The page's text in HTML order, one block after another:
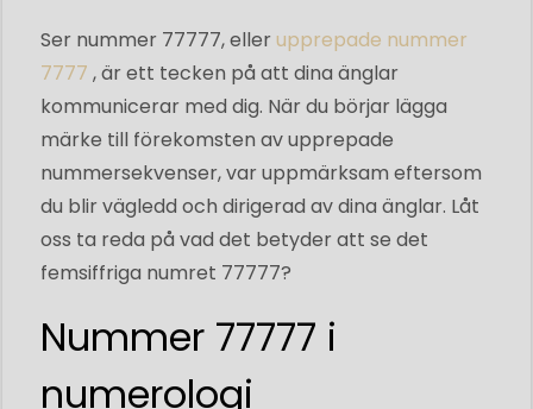
Ser nummer 77777, ellerupprepade nummer
7777 , är ett tecken på att dina änglar
kommunicerar med dig. När du börjar lägga
märke till förekomsten av upprepade
nummersekvenser, var uppmärksam eftersom
du blir vägledd och dirigerad av dina änglar. Låt
oss ta reda på vad det betyder att se det
femsiffriga numret 77777?
Nummer 77777 i
numerologi